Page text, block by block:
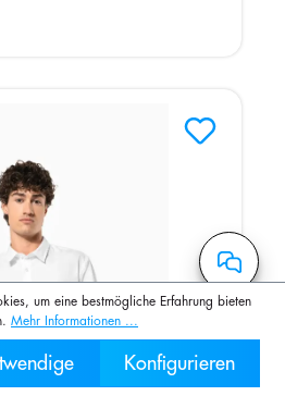
030 2000
um eine bestmögliche Erfahrung bieten
Mehr Informationen ...
Konfigurieren